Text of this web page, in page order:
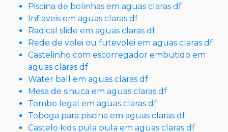
Piscina de bolinhas em aguas claras df
Inflaveis em aguas claras df
Radical slide em aguas claras df
Rede de volei ou futevolei em aguas claras df
Castelinho com escorregador embutido em
aguas claras df
Water ball em aguas claras df
Mesa de sinuca em aguas claras df
Tombo legal em aguas claras df
Toboga para piscina em aguas claras df
Castelo kids pula pula em aguas claras df